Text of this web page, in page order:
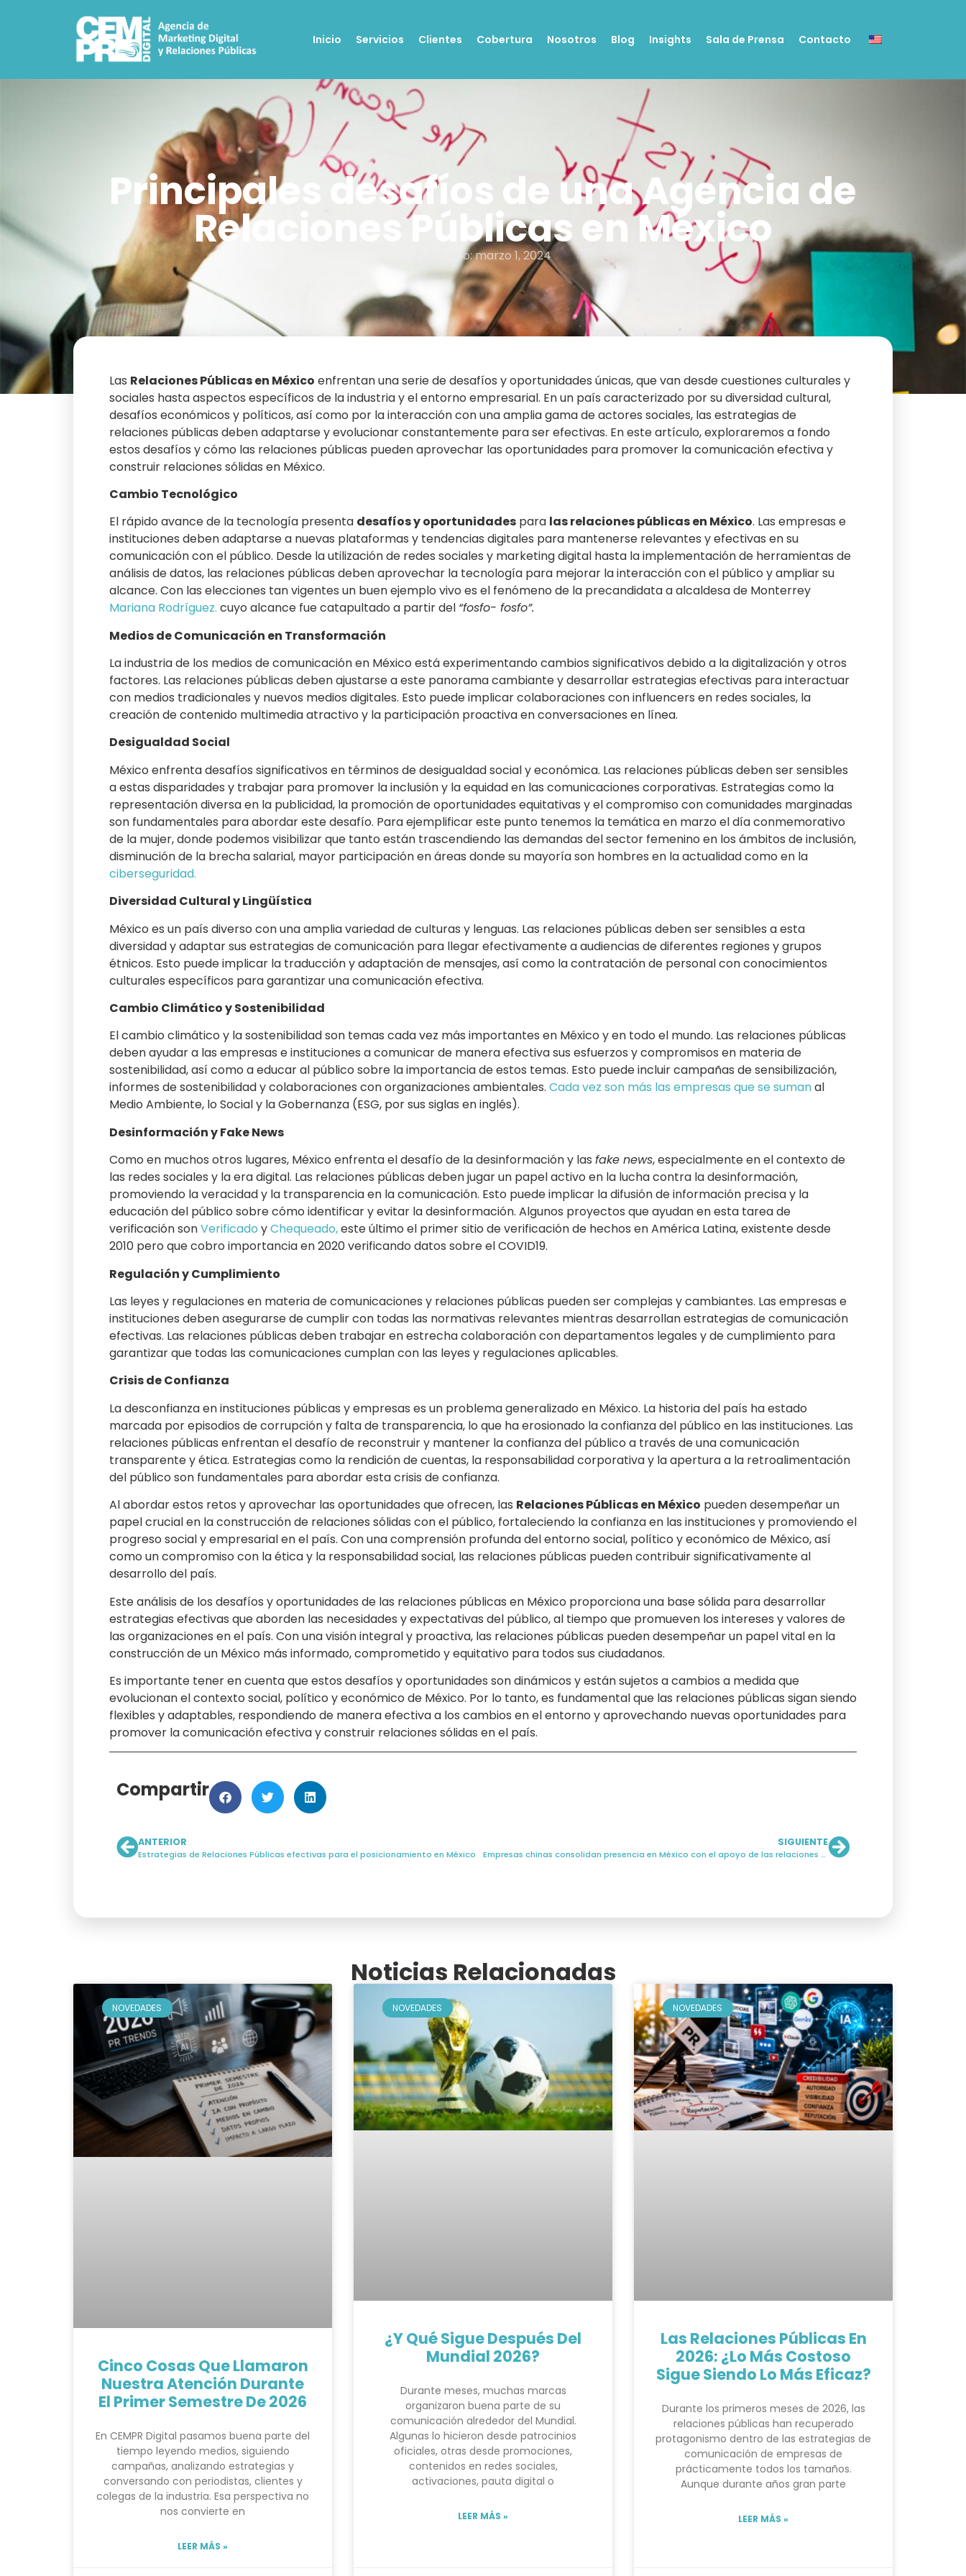
Inicio Servicios Clientes Cobertura Nosotros Blog Insights Sala de Prensa Contacto
Principales desafíos de una Agencia de
Relaciones Públicas en México
Publicado:marzo 1, 2024
Las Relaciones Públicas en México enfrentan una serie de desafíos y oportunidades únicas, que van desde cuestiones culturales y
sociales hasta aspectos específicos de la industria y el entorno empresarial. En un país caracterizado por su diversidad cultural,
desafíos económicos y políticos, así como por la interacción con una amplia gama de actores sociales, las estrategias de
relaciones públicas deben adaptarse y evolucionar constantemente para ser efectivas. En este artículo, exploraremos a fondo
estos desafíos y cómo las relaciones públicas pueden aprovechar las oportunidades para promover la comunicación efectiva y
construir relaciones sólidas en México.
Cambio Tecnológico
El rápido avance de la tecnología presenta desafíos y oportunidades para las relaciones públicas en México. Las empresas e
instituciones deben adaptarse a nuevas plataformas y tendencias digitales para mantenerse relevantes y efectivas en su
comunicación con el público. Desde la utilización de redes sociales y marketing digital hasta la implementación de herramientas de
análisis de datos, las relaciones públicas deben aprovechar la tecnología para mejorar la interacción con el público y ampliar su
alcance. Con las elecciones tan vigentes un buen ejemplo vivo es el fenómeno de la precandidata a alcaldesa de Monterrey
Mariana Rodríguez. cuyo alcance fue catapultado a partir del “fosfo- fosfo”.
Medios de Comunicación en Transformación
La industria de los medios de comunicación en México está experimentando cambios significativos debido a la digitalización y otros
factores. Las relaciones públicas deben ajustarse a este panorama cambiante y desarrollar estrategias efectivas para interactuar
con medios tradicionales y nuevos medios digitales. Esto puede implicar colaboraciones con influencers en redes sociales, la
creación de contenido multimedia atractivo y la participación proactiva en conversaciones en línea.
Desigualdad Social
México enfrenta desafíos significativos en términos de desigualdad social y económica. Las relaciones públicas deben ser sensibles
a estas disparidades y trabajar para promover la inclusión y la equidad en las comunicaciones corporativas. Estrategias como la
representación diversa en la publicidad, la promoción de oportunidades equitativas y el compromiso con comunidades marginadas
son fundamentales para abordar este desafío. Para ejemplificar este punto tenemos la temática en marzo el día conmemorativo
de la mujer, donde podemos visibilizar que tanto están trascendiendo las demandas del sector femenino en los ámbitos de inclusión,
disminución de la brecha salarial, mayor participación en áreas donde su mayoría son hombres en la actualidad como en la
ciberseguridad.
Diversidad Cultural y Lingüística
México es un país diverso con una amplia variedad de culturas y lenguas. Las relaciones públicas deben ser sensibles a esta
diversidad y adaptar sus estrategias de comunicación para llegar efectivamente a audiencias de diferentes regiones y grupos
étnicos. Esto puede implicar la traducción y adaptación de mensajes, así como la contratación de personal con conocimientos
culturales específicos para garantizar una comunicación efectiva.
Cambio Climático y Sostenibilidad
El cambio climático y la sostenibilidad son temas cada vez más importantes en México y en todo el mundo. Las relaciones públicas
deben ayudar a las empresas e instituciones a comunicar de manera efectiva sus esfuerzos y compromisos en materia de
sostenibilidad, así como a educar al público sobre la importancia de estos temas. Esto puede incluir campañas de sensibilización,
informes de sostenibilidad y colaboraciones con organizaciones ambientales. Cada vez son más las empresas que se sumanal
Medio Ambiente, lo Social y la Gobernanza (ESG, por sus siglas en inglés).
Desinformación y Fake News
Como en muchos otros lugares, México enfrenta el desafío de la desinformación y las fake news, especialmente en el contexto de
las redes sociales y la era digital. Las relaciones públicas deben jugar un papel activo en la lucha contra la desinformación,
promoviendo la veracidad y la transparencia en la comunicación. Esto puede implicar la difusión de información precisa y la
educación del público sobre cómo identificar y evitar la desinformación. Algunos proyectos que ayudan en esta tarea de
verificación sonVerificado yChequeado,este último el primer sitio de verificación de hechos en América Latina, existente desde
2010 pero que cobro importancia en 2020 verificando datos sobre el COVID19.
Regulación y Cumplimiento
Las leyes y regulaciones en materia de comunicaciones y relaciones públicas pueden ser complejas y cambiantes. Las empresas e
instituciones deben asegurarse de cumplir con todas las normativas relevantes mientras desarrollan estrategias de comunicación
efectivas. Las relaciones públicas deben trabajar en estrecha colaboración con departamentos legales y de cumplimiento para
garantizar que todas las comunicaciones cumplan con las leyes y regulaciones aplicables.
Crisis de Confianza
La desconfianza en instituciones públicas y empresas es un problema generalizado en México. La historia del país ha estado
marcada por episodios de corrupción y falta de transparencia, lo que ha erosionado la confianza del público en las instituciones. Las
relaciones públicas enfrentan el desafío de reconstruir y mantener la confianza del público a través de una comunicación
transparente y ética. Estrategias como la rendición de cuentas, la responsabilidad corporativa y la apertura a la retroalimentación
del público son fundamentales para abordar esta crisis de confianza.
Al abordar estos retos y aprovechar las oportunidades que ofrecen, las Relaciones Públicas en México pueden desempeñar un
papel crucial en la construcción de relaciones sólidas con el público, fortaleciendo la confianza en las instituciones y promoviendo el
progreso social y empresarial en el país. Con una comprensión profunda del entorno social, político y económico de México, así
como un compromiso con la ética y la responsabilidad social, las relaciones públicas pueden contribuir significativamente al
desarrollo del país.
Este análisis de los desafíos y oportunidades de las relaciones públicas en México proporciona una base sólida para desarrollar
estrategias efectivas que aborden las necesidades y expectativas del público, al tiempo que promueven los intereses y valores de
las organizaciones en el país. Con una visión integral y proactiva, las relaciones públicas pueden desempeñar un papel vital en la
construcción de un México más informado, comprometido y equitativo para todos sus ciudadanos.
Es importante tener en cuenta que estos desafíos y oportunidades son dinámicos y están sujetos a cambios a medida que
evolucionan el contexto social, político y económico de México. Por lo tanto, es fundamental que las relaciones públicas sigan siendo
flexibles y adaptables, respondiendo de manera efectiva a los cambios en el entorno y aprovechando nuevas oportunidades para
promover la comunicación efectiva y construir relaciones sólidas en el país.
Compartir
ANTERIOR
Estrategias de Relaciones Públicas efectivas para el posicionamiento en México
SIGUIENTE
Empresas chinas consolidan presencia en México con el apoyo de las relaciones públicas
Noticias Relacionadas
NOVEDADES
Cinco Cosas Que Llamaron
Nuestra Atención Durante
El Primer Semestre De 2026
En CEMPR Digital pasamos buena parte del
tiempo leyendo medios, siguiendo
campañas, analizando estrategias y
conversando con periodistas, clientes y
colegas de la industria. Esa perspectiva no
nos convierte en
LEER MÁS »
NOVEDADES
¿Y Qué Sigue Después Del
Mundial 2026?
Durante meses, muchas marcas
organizaron buena parte de su
comunicación alrededor del Mundial.
Algunas lo hicieron desde patrocinios
oficiales, otras desde promociones,
contenidos en redes sociales,
activaciones, pauta digital o
LEER MÁS »
NOVEDADES
Las Relaciones Públicas En
2026: ¿lo Más Costoso
Sigue Siendo Lo Más Eficaz?
Durante los primeros meses de 2026, las
relaciones públicas han recuperado
protagonismo dentro de las estrategias de
comunicación de empresas de
prácticamente todos los tamaños.
Aunque durante años gran parte
LEER MÁS »